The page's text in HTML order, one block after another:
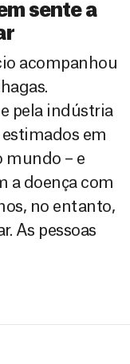
sente a
acompanhou
pela indústria
em
mundo – e
a doença com
no entanto,
As pessoas